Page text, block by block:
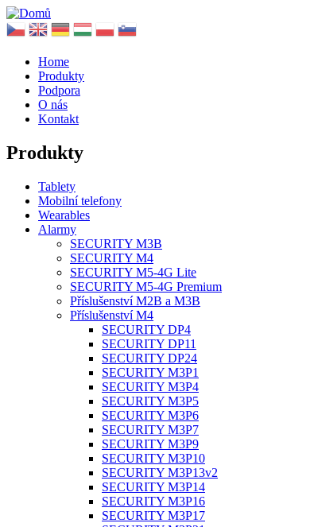
Home
Produkty
Podpora
O nás
Kontakt
Produkty
Tablety
Mobilní telefony
Wearables
Alarmy
SECURITY M3B
SECURITY M4
SECURITY M5-4G Lite
SECURITY M5-4G Premium
Příslušenství M2B a M3B
Příslušenství M4
SECURITY DP4
SECURITY DP11
SECURITY DP24
SECURITY M3P1
SECURITY M3P4
SECURITY M3P5
SECURITY M3P6
SECURITY M3P7
SECURITY M3P9
SECURITY M3P10
SECURITY M3P13v2
SECURITY M3P14
SECURITY M3P16
SECURITY M3P17